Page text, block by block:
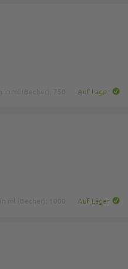
Auf Lager
Auf Lager